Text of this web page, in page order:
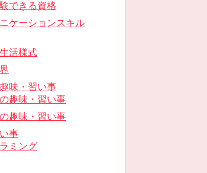
できる資格
ケーションスキル
活様式
味・習い事
趣味・習い事
趣味・習い事
事
ミング